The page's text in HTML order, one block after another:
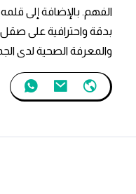
الفهم. بالإضافة إلى
بدقة واحترافية على
والمعرفة الصحية لدى